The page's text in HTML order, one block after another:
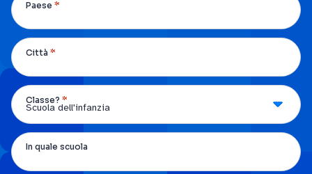
Paese *
Città *
Classe? *
In quale scuola